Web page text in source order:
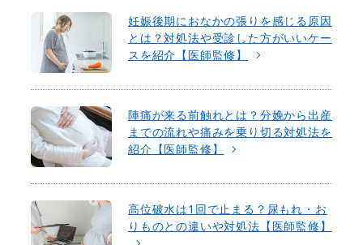
妊娠後期におなかの張りを感じる原因
とは？対処法や受診した方がいいケー
スを紹介【医師監修】
陣痛が来る前触れとは？分娩から出産
までの流れや痛みを乗り切る対処法を
紹介【医師監修】
高位破水は1回で止まる？尿もれ・お
りものとの違いや対処法【医師監修】